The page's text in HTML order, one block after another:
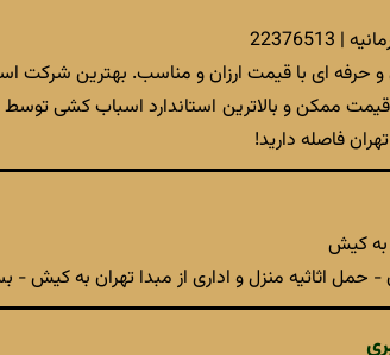
حرفه ای با قیمت ارزان و مناسب. بهترین شرکت
ممکن و بالاترین استاندارد اسباب کشی توسط
فاصله دارید!
به کیش
حمل اثاثیه منزل و اداری از مبدا تهران به کیش